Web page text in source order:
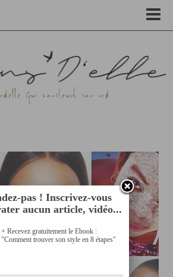
pas ! Inscrivez-vous
aucun article, vidéo...
+ Recevez gratuitement le Ebook :
"Comment trouver son style en 8 étapes"